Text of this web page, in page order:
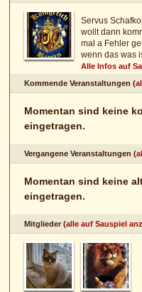
Servus
wollt dann
mal a Fehler
wenn das was
Alle Infos auf
Kommende Veranstaltungen (
Momentan sind keine
eingetragen.
Vergangene Veranstaltungen (
Momentan sind keine
eingetragen.
Mitglieder (alle auf Sauspiel